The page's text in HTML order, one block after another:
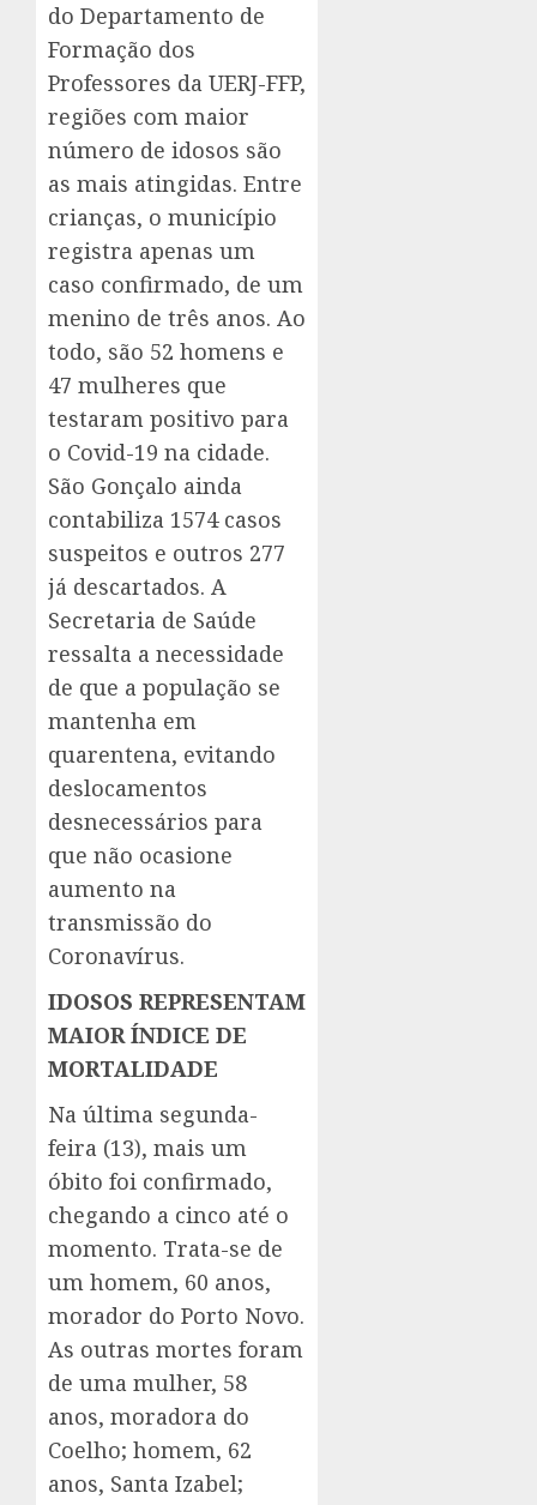
do Departamento de
Formação dos
Professores da UERJ-FFP,
regiões com maior
número de idosos são
as mais atingidas. Entre
crianças, o município
registra apenas um
caso confirmado, de um
menino de três anos. Ao
todo, são 52 homens e
47 mulheres que
testaram positivo para
o Covid-19 na cidade.
São Gonçalo ainda
contabiliza 1574 casos
suspeitos e outros 277
já descartados. A
Secretaria de Saúde
ressalta a necessidade
de que a população se
mantenha em
quarentena, evitando
deslocamentos
desnecessários para
que não ocasione
aumento na
transmissão do
Coronavírus.
IDOSOS REPRESENTAM
MAIOR ÍNDICE DE
MORTALIDADE
Na última segunda-
feira (13), mais um
óbito foi confirmado,
chegando a cinco até o
momento. Trata-se de
um homem, 60 anos,
morador do Porto Novo.
As outras mortes foram
de uma mulher, 58
anos, moradora do
Coelho; homem, 62
anos, Santa Izabel;